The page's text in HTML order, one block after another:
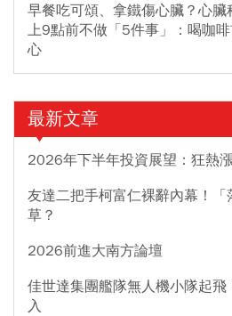
早餐吃可頌、拿鐵傷心臟？心
上9點前不做「5件事」：喝咖
心
最新文章
2026年下半年投資展望：狂熱
友達二把手柯富仁裸辭內幕！「
草？
2026前進大南方論壇
佳世達集團艦隊無人機小隊起
入